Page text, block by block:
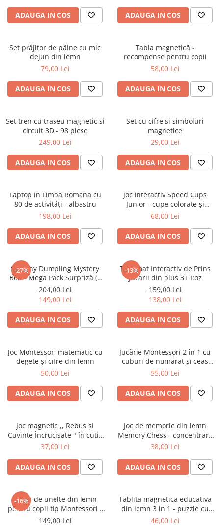
ADAUGA IN COS ADAUGA IN COS
Set prăjitor de pâine cu mic
dejun din lemn
79,00 Lei
ADAUGA IN COS
Tabla magnetică -
recompense pentru copii
58,00 Lei
ADAUGA IN COS
Set tren cu traseu magnetic si
circuit 3D - 98 piese
249,00 Lei
ADAUGA IN COS
Set cu cifre si simboluri
magnetice
29,00 Lei
ADAUGA IN COS
Laptop in Limba Romana cu
80 de activități - albastru
198,00 Lei
ADAUGA IN COS
Joc interactiv Speed Cups
Junior - cupe colorate și
clopoțel
68,00 Lei
ADAUGA IN COS
-27%
Squishy Dumpling Mystery
Box – Mega Pack Surpriză (6
buc)
204,00 Lei
149,00 Lei
ADAUGA IN COS
-13%
Tonomat Interactiv de Prins
Jucarii din plus 3+ Roz
159,00 Lei
138,00 Lei
ADAUGA IN COS
Joc Montessori matematic cu
degete și cifre din lemn
50,00 Lei
ADAUGA IN COS
Jucărie Montessori 2 în 1 cu
cuburi de numărat și ceas
didactic
55,00 Lei
ADAUGA IN COS
Joc magnetic ,, Rebus și
Cuvinte Încrucișate " în cutie
metalică pentru călătorii
37,00 Lei
ADAUGA IN COS
Joc de memorie din lemn
Memory Chess - concentrare
si recunoastere culori
38,00 Lei
ADAUGA IN COS
-16%
Trusa de unelte din lemn
pentru copii tip Montessori -
Joc educativ de bricolaj si
149,00 Lei
Tablita magnetica educativa
din lemn 3 in 1 - puzzle cu
jocuri logice pentru copii
46,00 Lei